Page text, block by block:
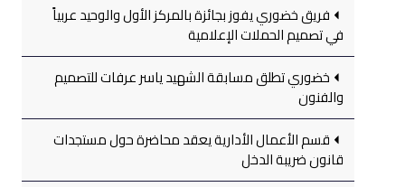
فريق خضوري يفوز بجائزة بالمركز الأول والوحيد عربياً
في تصميم الحملات الإعلامية
خضوري تطلق مسابقة الشهيد ياسر عرفات للتصميم
والفنون
قسم الأعمال الأدارية يعقد محاضرة حول مستجدات
قانون ضريبة الدخل